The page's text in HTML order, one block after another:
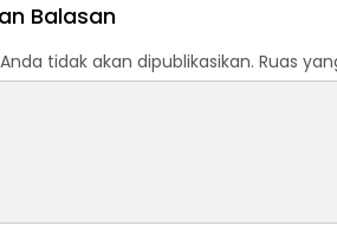
Balasan
tidak akan dipublikasikan. Ruas